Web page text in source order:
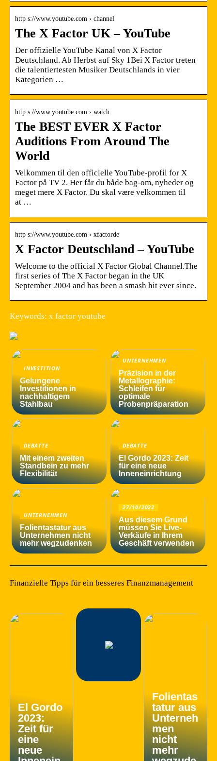
http s://www.youtube.com › channel
The X Factor UK – YouTube
Der offizielle YouTube Kanal von X Factor
Deutschland. Ab Herbst auf Sky 1Bei X Factor treten
die talentiertesten Musiker Deutschlands in vier
Kategorien …
http s://www.youtube.com › watch
The BEST EVER X Factor
Auditions From Around The
World
Velkommen til den officielle YouTube-profil for X
Factor på TV 2. Her får du både bag-om, nyheder og
meget mere X Factor. Du skal være velkommen til
at …
http s://www.youtube.com › xfactorde
X Factor Deutschland – YouTube
Welcome to the official X Factor Global Channel.The
first series of The X Factor began in the UK
September 2004 and has been a smash hit ever since.
Keywords: x factor youtube
INVESTITION
Gelungene
Investitionen in
nachhaltigem
Stahlbau
UNTERNEHMEN
Präzision in der
Metallographie:
Schleifen für
optimale
Probenpräparation
DEBATTE
Mit einem zweiten
Standbein zu mehr
Flexibilität
DEBATTE
El Gordo 2023: Zeit
für eine neue
Inneneinrichtung
UNTERNEHMEN
Folientastatur aus
Unternehmen nicht
mehr wegzudenken
27/10/2022
Aus diesem Grund
müssen Sie Live-
Verkäufe in Ihrem
Geschäft verwenden
Finanzielle Tipps für ein besseres Finanzmanagement
El Gordo
2023:
Zeit für
eine
neue
Folientas
tatur aus
Unterneh
men
nicht
mehr